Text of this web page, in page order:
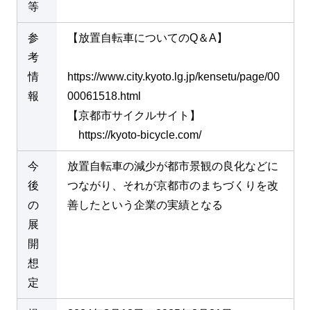
等
参
考
情
報
【放置自転車についてのQ＆A】
https://www.city.kyoto.lg.jp/kensetu/page/00
00061518.html
【京都市サイクルサイト】
https://kyoto-bicycle.com/
今
後
の
展
開
想
定
放置自転車の減少が都市景観の良化などに
つながり、それが京都市のまちづくりを改
善したという企業の実績となる